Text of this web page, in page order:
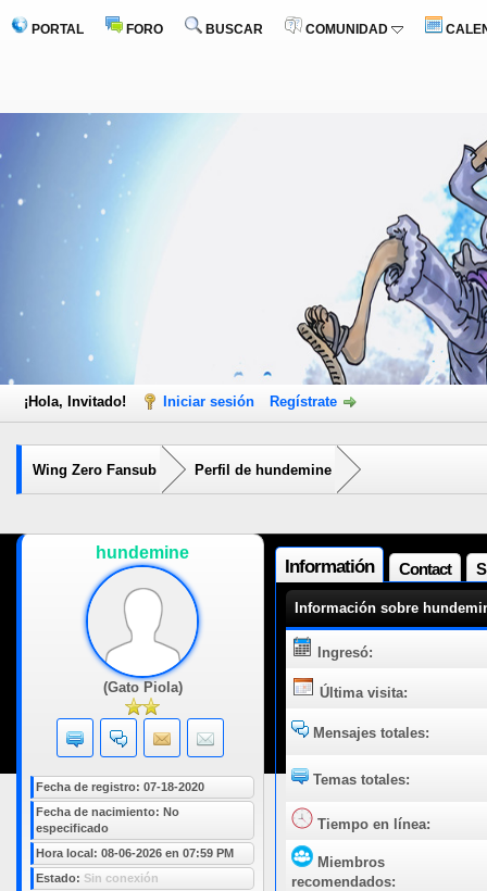
PORTAL FORO BUSCAR COMUNIDAD
¡Hola, Invitado! Iniciar sesión Regístrate
Wing Zero Fansub Perfil de hundemine
hundemine
(Gato Piola)
Fecha de registro: 07-18-2020
Fecha de nacimiento: No
especificado
Hora local: 08-06-2026 en 07:59 PM
Estado: Sin conexión
Informatión Contact
Información sobre
Ingresó:
Última visita:
Mensajes totales:
Temas totales:
Tiempo en línea:
Miembros
recomendados: